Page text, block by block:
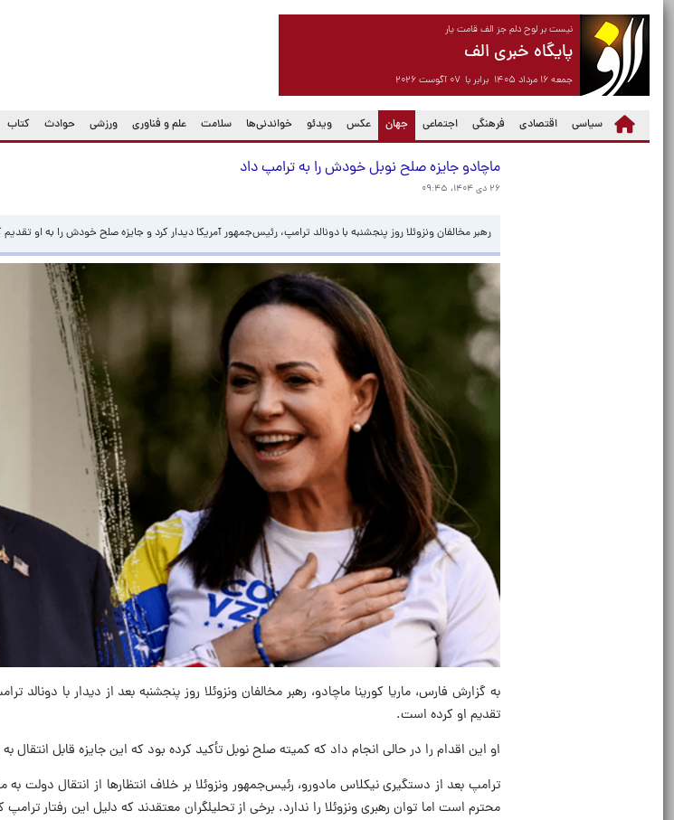
نیست بر لوح دلم جز الف قامت یار
پایگاه خبری الف
جمعه ۱۶ مرداد ۱۴۰۵ برابر با ۰۷ آگوست ۲۰۲۶
سیاسی اقتصادی فرهنگی اجتماعی جهان
(current) عکس ویدئو خواندنی‌ها سلامت علم و فناوری ورزشی حوادث کتاب
ماچادو جایزه صلح نوبل خودش را به ترامپ داد
۲۶ دی ۱۴۰۴، ۰۹:۴۵
رهبر مخالفان ونزوئلا روز پنجشنبه با دونالد ترامپ، رئیس‌جمهور آمریکا دیدار کرد و جایزه صلح خودش را به او تقدیم
به گزارش فارس، ماریا کورینا ماچادو، رهبر مخالفان ونزوئلا روز پنجشنبه بعد از دیدار با
تقدیم او کرده است.
او این اقدام را در حالی انجام داد که کمیته صلح نوبل تأکید کرده بود که این جایزه قابل انتقال
ترامپ بعد از دستگیری نیکلاس مادورو، رئیس‌جمهور ونزوئلا بر خلاف انتظارها از انتقال دولت
محترم است اما توان رهبری ونزوئلا را ندارد. برخی از تحلیلگران معتقدند که دلیل این رفتار